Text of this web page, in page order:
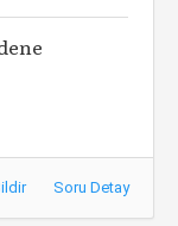
Soru Detay